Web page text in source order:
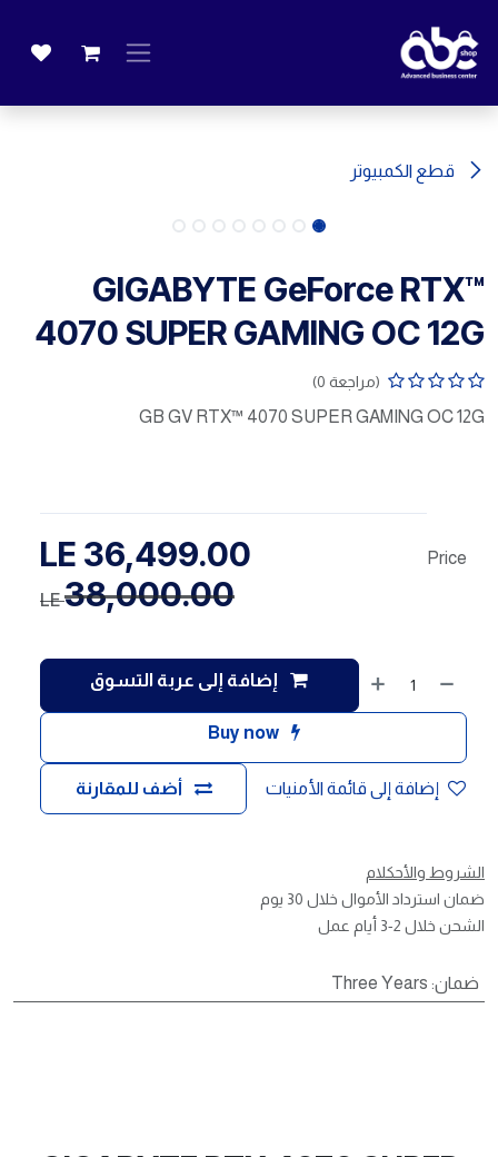
قطع الكمبيوتر
GIGABYTE GeForce RTX™
4070 SUPER GAMING OC 12G
(مراجعة 0)
GB GV RTX™ 4070 SUPER GAMING OC 12G
إضافة إلى عربة التسوق
Buy now
أضف للمقارنة إضافة إلى قائمة الأمنيات
Price
36,499.00
38,000.00
LE
الشروط والأحكلام
ضمان استرداد الأموال خلال 30 يوم
الشحن خلال 2-3 أيام عمل
ضمان:
Three Years